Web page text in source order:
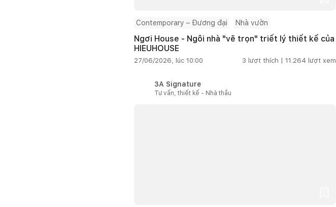
Contemporary – Đương đại Nhà vườn
Ngơi House - Ngôi nhà "vẽ trọn" triết lý thiết kế của
HIEUHOUSE
27/06/2026, lúc 10:00 3 lượt thích | 11.264 lượt xem
3A Signature
Tư vấn, thiết kế - Nhà thầu